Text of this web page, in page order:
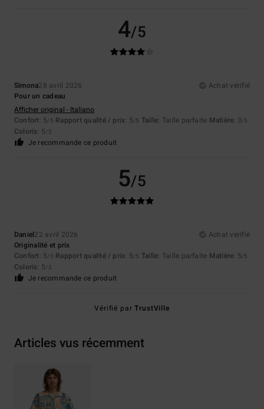
4/5
Simona28 avril 2026
Achat vérifié
Pour un cadeau
Afficher original - Italiano
Confort: 5/5 Rapport qualité / prix: 5/5 Taille: Taille parfaite Matière: 3/5
Coloris: 5/5
Je recommande ce produit
5/5
Daniel22 avril 2026
Achat vérifié
Originalité et prix
Confort: 5/5 Rapport qualité / prix: 5/5 Taille: Taille parfaite Matière: 5/5
Coloris: 5/5
Je recommande ce produit
Vérifié parTrustVille
Articles vus récemment